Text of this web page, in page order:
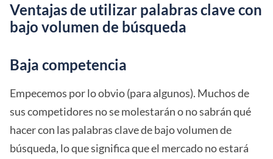
Ventajas de utilizar palabras clave con
bajo volumen de búsqueda
Baja competencia
Empecemos por lo obvio (para algunos). Muchos de
sus competidores no se molestarán o no sabrán qué
hacer con las palabras clave de bajo volumen de
búsqueda, lo que significa que el mercado no estará